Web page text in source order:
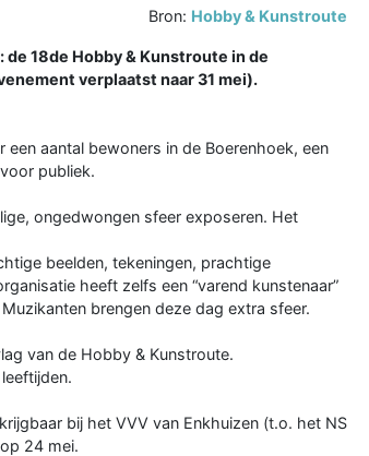
Bron: Hobby & Kunstroute
de 18de Hobby & Kunstroute in de
verplaatst naar 31 mei).
aantal bewoners in de Boerenhoek, een
publiek.
ongedwongen sfeer exposeren. Het
beelden, tekeningen, prachtige
heeft zelfs een “varend kunstenaar”
brengen deze dag extra sfeer.
van de Hobby & Kunstroute.
bij het VVV van Enkhuizen (t.o. het NS
24 mei.